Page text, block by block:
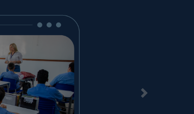
Next